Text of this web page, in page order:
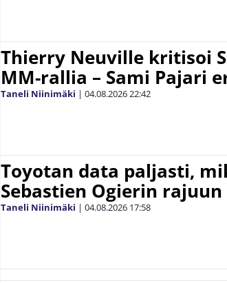
Thierry Neuville kritisoi
MM-rallia – Sami Pajari
Taneli Niinimäki | 04.08.202622:42
Toyotan data paljasti,
Sebastien Ogierin
Taneli Niinimäki | 04.08.2026 17:58